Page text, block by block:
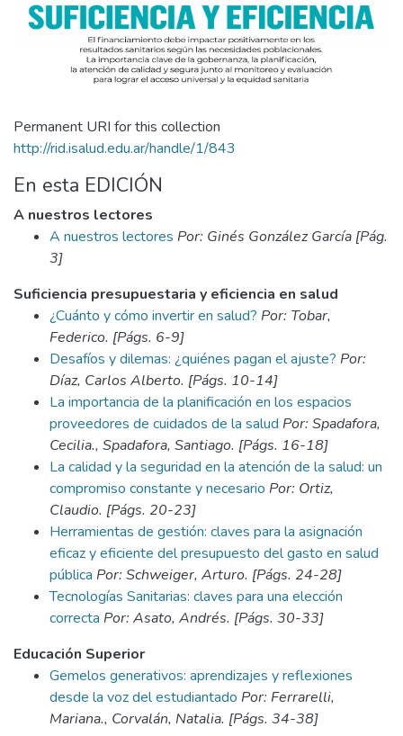
Permanent URI for this collection
http://rid.isalud.edu.ar/handle/1/843
En esta EDICIÓN
A nuestros lectores
A nuestros lectores Por: Ginés González García [Pág.
3]
Suficiencia presupuestaria y eficiencia en salud
¿Cuánto y cómo invertir en salud? Por: Tobar,
Federico. [Págs. 6-9]
Desafíos y dilemas: ¿quiénes pagan el ajuste? Por:
Díaz, Carlos Alberto. [Págs. 10-14]
La importancia de la planificación en los espacios
proveedores de cuidados de la salud Por: Spadafora,
Cecilia., Spadafora, Santiago. [Págs. 16-18]
La calidad y la seguridad en la atención de la salud: un
compromiso constante y necesario Por: Ortiz,
Claudio. [Págs. 20-23]
Herramientas de gestión: claves para la asignación
eficaz y eficiente del presupuesto del gasto en salud
pública Por: Schweiger, Arturo. [Págs. 24-28]
Tecnologías Sanitarias: claves para una elección
correcta Por: Asato, Andrés. [Págs. 30-33]
Educación Superior
Gemelos generativos: aprendizajes y reflexiones
desde la voz del estudiantado Por: Ferrarelli,
Mariana., Corvalán, Natalia. [Págs. 34-38]